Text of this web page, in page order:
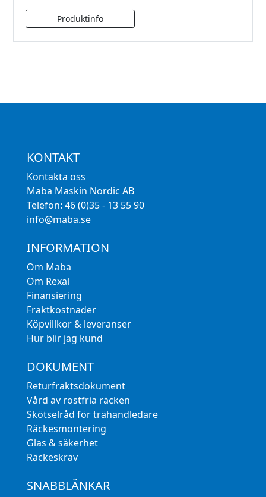
KONTAKT
Kontakta oss
Maba Maskin Nordic AB
Telefon: 46 (0)35 - 13 55 90
info@maba.se
INFORMATION
Om Maba
Om Rexal
Finansiering
Fraktkostnader
Köpvillkor & leveranser
Hur blir jag kund
DOKUMENT
Returfraktsdokument
Vård av rostfria räcken
Skötselråd för trähandledare
Räckesmontering
Glas & säkerhet
Räckeskrav
SNABBLÄNKAR